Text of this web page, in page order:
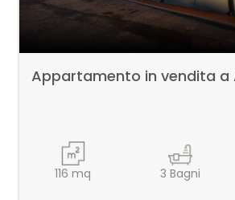
Appartamento in vendita a
116 mq 3 Bagni
Totale